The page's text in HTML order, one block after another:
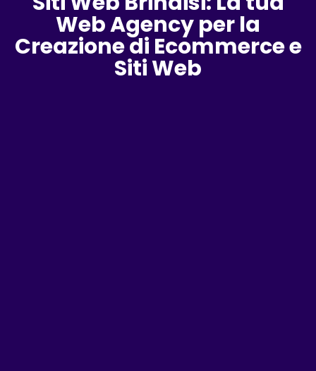
Web Agency per la
Creazione di Ecommerce e
Siti Web